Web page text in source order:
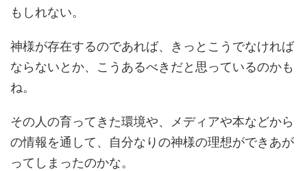
もしれない。
神様が存在するのであれば、きっとこうでなければ
ならないとか、こうあるべきだと思っているのかも
ね。
その人の育ってきた環境や、メディアや本などから
の情報を通して、自分なりの神様の理想ができあが
ってしまったのかな。